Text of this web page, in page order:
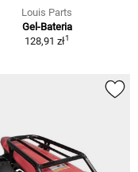
Louis Parts
Gel-Bateria
128,91 zł1